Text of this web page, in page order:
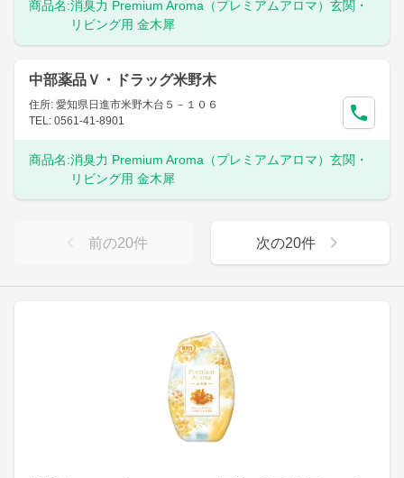
商品名:消臭力 Premium Aroma（プレミアムアロマ）玄関・
リビング用 金木犀
中部薬品Ｖ・ドラッグ米野木
住所: 愛知県日進市米野木台５－１０６
TEL: 0561-41-8901
商品名:消臭力 Premium Aroma（プレミアムアロマ）玄関・
リビング用 金木犀
前の20件 次の20件